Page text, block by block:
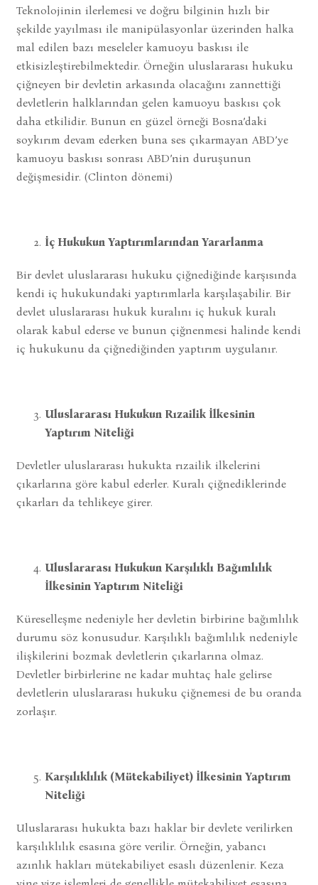
Teknolojinin ilerlemesi ve doğru bilginin hızlı bir
şekilde yayılması ile manipülasyonlar üzerinden halka
mal edilen bazı meseleler kamuoyu baskısı ile
etkisizleştirebilmektedir. Örneğin uluslararası hukuku
çiğneyen bir devletin arkasında olacağını zannettiği
devletlerin halklarından gelen kamuoyu baskısı çok
daha etkilidir. Bunun en güzel örneği Bosna’daki
soykırım devam ederken buna ses çıkarmayan ABD’ye
kamuoyu baskısı sonrası ABD’nin duruşunun
değişmesidir. (Clinton dönemi)
İç Hukukun Yaptırımlarından Yararlanma
Bir devlet uluslararası hukuku çiğnediğinde karşısında
kendi iç hukukundaki yaptırımlarla karşılaşabilir. Bir
devlet uluslararası hukuk kuralını iç hukuk kuralı
olarak kabul ederse ve bunun çiğnenmesi halinde kendi
iç hukukunu da çiğnediğinden yaptırım uygulanır.
Uluslararası Hukukun Rızailik İlkesinin
Yaptırım Niteliği
Devletler uluslararası hukukta rızailik ilkelerini
çıkarlarına göre kabul ederler. Kuralı çiğnediklerinde
çıkarları da tehlikeye girer.
Uluslararası Hukukun Karşılıklı Bağımlılık
İlkesinin Yaptırım Niteliği
Küreselleşme nedeniyle her devletin birbirine bağımlılık
durumu söz konusudur. Karşılıklı bağımlılık nedeniyle
ilişkilerini bozmak devletlerin çıkarlarına olmaz.
Devletler birbirlerine ne kadar muhtaç hale gelirse
devletlerin uluslararası hukuku çiğnemesi de bu oranda
zorlaşır.
Karşılıklılık (Mütekabiliyet) İlkesinin Yaptırım
Niteliği
Uluslararası hukukta bazı haklar bir devlete verilirken
karşılıklılık esasına göre verilir. Örneğin, yabancı
azınlık hakları mütekabiliyet esaslı düzenlenir. Keza